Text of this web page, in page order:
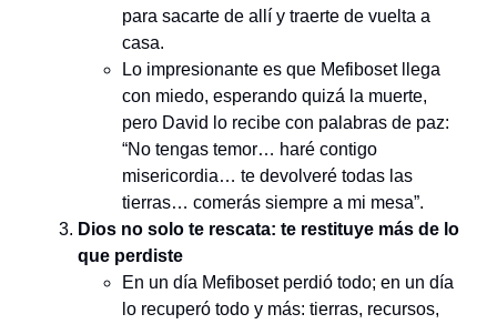
para sacarte de allí y traerte de vuelta a
casa.
Lo impresionante es que Mefiboset llega
con miedo, esperando quizá la muerte,
pero David lo recibe con palabras de paz:
“No tengas temor… haré contigo
misericordia… te devolveré todas las
tierras… comerás siempre a mi mesa”.
Dios no solo te rescata: te restituye más de lo
que perdiste
En un día Mefiboset perdió todo; en un día
lo recuperó todo y más: tierras, recursos,